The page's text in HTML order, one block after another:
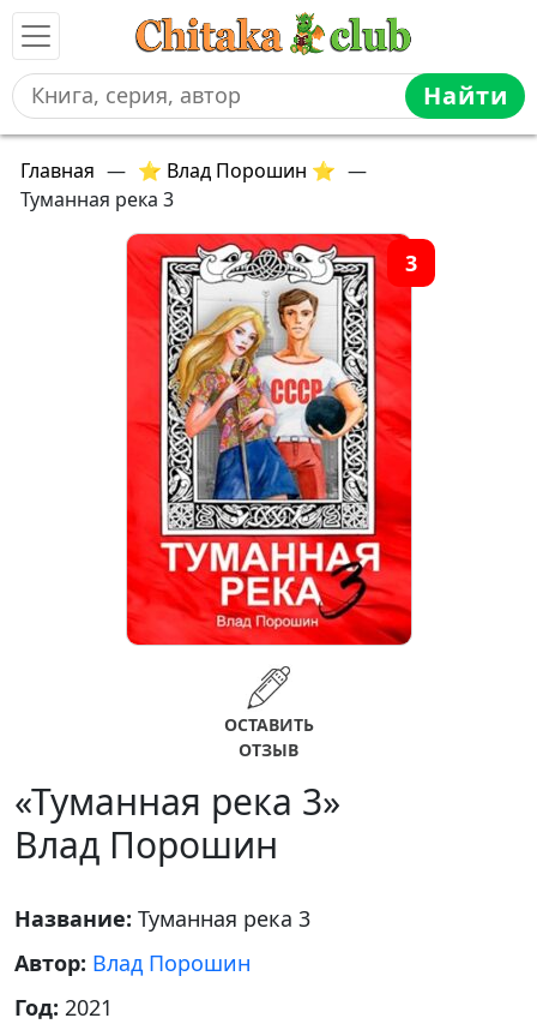
Найти
Главная — ⭐ Влад Порошин ⭐ —
Туманная река 3
3
ОСТАВИТЬ
ОТЗЫВ
«Туманная река 3»
Влад Порошин
Название: Туманная река 3
Автор: Влад Порошин
Год: 2021